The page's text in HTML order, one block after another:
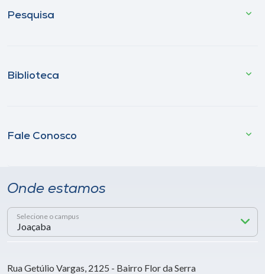
Pesquisa
Biblioteca
Fale Conosco
Onde estamos
Selecione o campus
Rua Getúlio Vargas, 2125 - Bairro Flor da Serra